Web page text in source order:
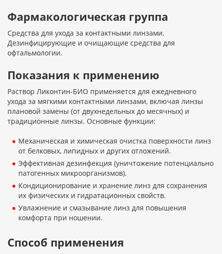
Фармакологическая группа
Средства для ухода за контактными линзами.
Дезинфицирующие и очищающие средства для
офтальмологии.
Показания к применению
Раствор Ликонтин-БИО применяется для ежедневного
ухода за мягкими контактными линзами, включая линзы
плановой замены (от двухнедельных до месячных) и
традиционные линзы. Основные функции:
Механическая и химическая очистка поверхности линз
от белковых, липидных и других отложений.
Эффективная дезинфекция (уничтожение потенциально
патогенных микроорганизмов).
Кондиционирование и хранение линз для сохранения
их физических и гидратационных свойств.
Увлажнение и смазывание линз для повышения
комфорта при ношении.
Способ применения